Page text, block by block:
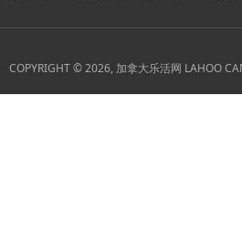
COPYRIGHT © 2026, 加拿大乐活网 LAHOO